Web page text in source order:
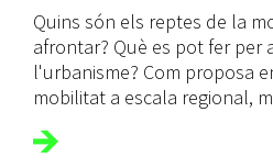
Quins són els reptes de la
afrontar? Què es pot fer per
l'urbanisme? Com proposa
mobilitat a escala regional,